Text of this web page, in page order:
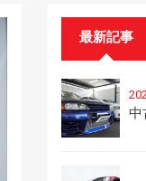
最新記事
中